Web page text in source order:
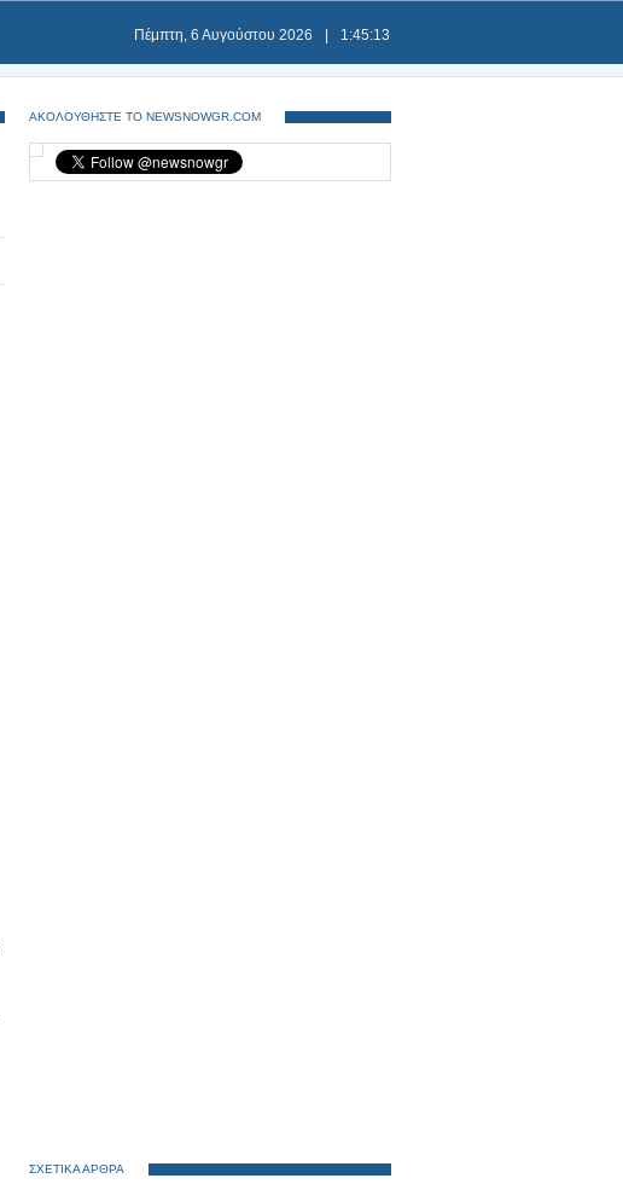
Πέμπτη, 6 Αυγούστου 2026 1:45:13
ΑΚΟΛΟΥΘΗΣΤΕ ΤΟ NEWSNOWGR.COM
ΣΧΕΤΙΚΑ ΑΡΘΡΑ